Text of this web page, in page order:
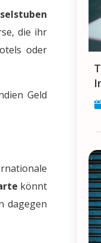
die ihr
oder
Geld
könnt
dagegen
Tipps und Tricks für die Jobsuche in